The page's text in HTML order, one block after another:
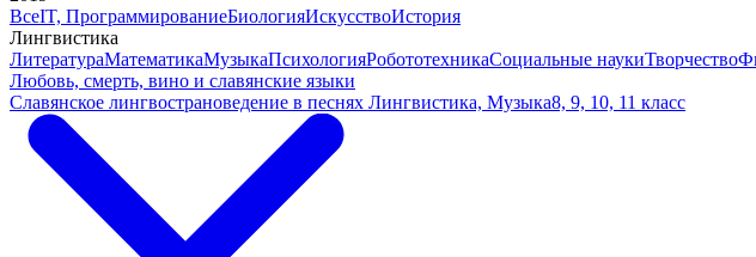
ВсеIT, ПрограммированиеБиологияИскусствоИстория
Лингвистика
ЛитератураМатематикаМузыкаПсихологияРобототехникаСоциальные наукиТворчество
Любовь, смерть, вино и славянские языки
Славянское лингвострановедение в песнях Лингвистика, Музыка8, 9, 10, 11 класс